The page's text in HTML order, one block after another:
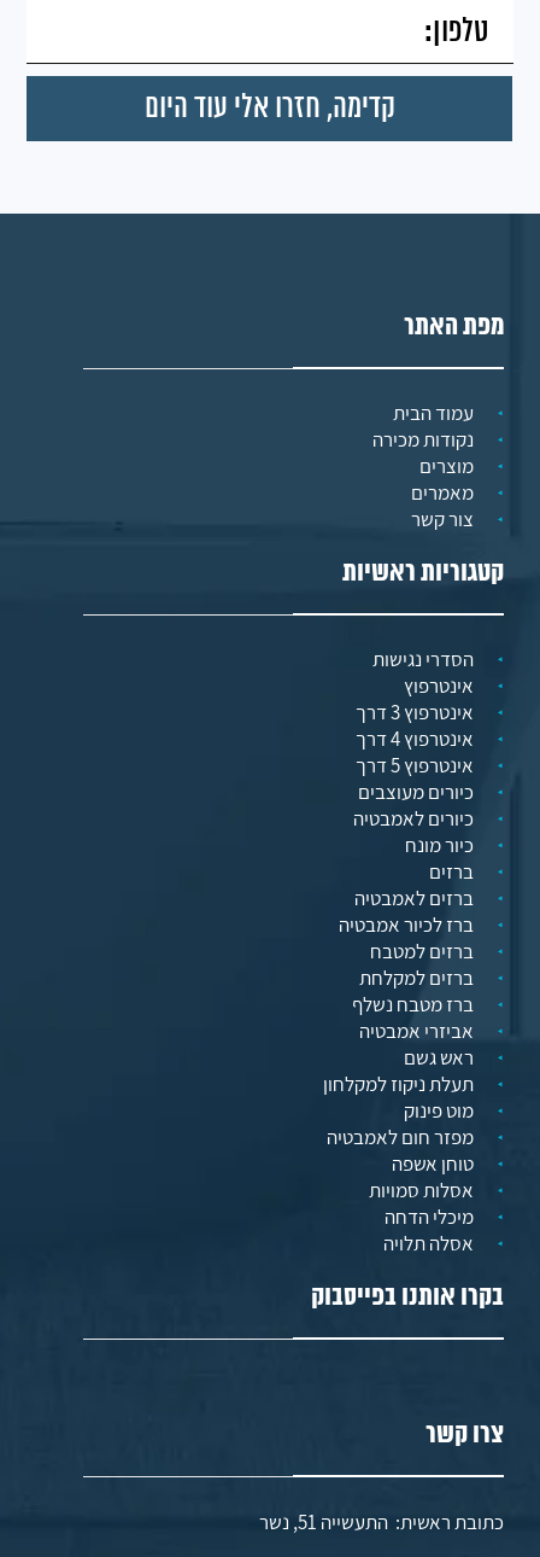
מפת האתר
עמוד הבית
נקודות מכירה
מוצרים
מאמרים
צור קשר
קטגוריות ראשיות
הסדרי נגישות
אינטרפוץ
אינטרפוץ 3 דרך
אינטרפוץ 4 דרך
אינטרפוץ 5 דרך
כיורים מעוצבים
כיורים לאמבטיה
כיור מונח
ברזים
ברזים לאמבטיה
ברז לכיור אמבטיה
ברזים למטבח
ברזים למקלחת
ברז מטבח נשלף
אביזרי אמבטיה
ראש גשם
תעלת ניקוז למקלחון
מוט פינוק
מפזר חום לאמבטיה
טוחן אשפה
אסלות סמויות
מיכלי הדחה
אסלה תלויה
בקרו אותנו בפייסבוק
צרו קשר
כתובת ראשית: התעשייה 51, נשר